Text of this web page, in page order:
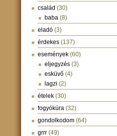
család (30)
baba (8)
eladó (3)
érdekes (137)
események (60)
eljegyzés (3)
esküvő (4)
lagzi (2)
ételek (30)
fogyókúra (32)
gondolkodom (64)
grrr (49)